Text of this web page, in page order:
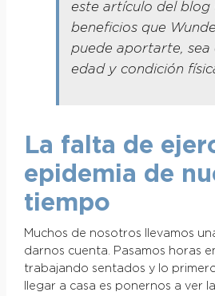
este artículo del blog
beneficios que
puede aportarte, sea
edad y condición
La falta de
epidemia de
tiempo
Muchos de nosotros llevamos
darnos cuenta. Pasamos horas
trabajando sentados y lo
llegar a casa es ponernos a ver